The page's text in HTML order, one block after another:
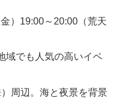
）19:00～20:00（荒天
域でも人気の高いイベ
周辺。海と夜景を背景